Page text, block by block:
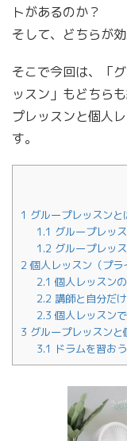
トがあるのか？
そして、どちらが
そこで今回は、「
ッスン」もどちら
プレッスンと個人
す。
1 グループレッスンと
1.1 グループレッ
1.2 グループレッ
2 個人レッスン（プラ
2.1 個人レッスン
2.2 講師と自分だ
2.3 個人レッスン
3 グループレッスン
3.1 ドラムを習お